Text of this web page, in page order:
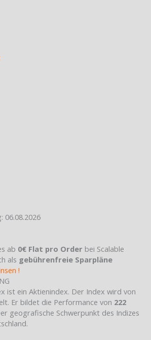
06.08.2026
ab 0€ Flat pro Order bei Scalable
als gebührenfreie Sparpläne
!
ist ein Aktienindex. Der Index wird von
Er bildet die Performance von 222
geografische Schwerpunkt des Indizes